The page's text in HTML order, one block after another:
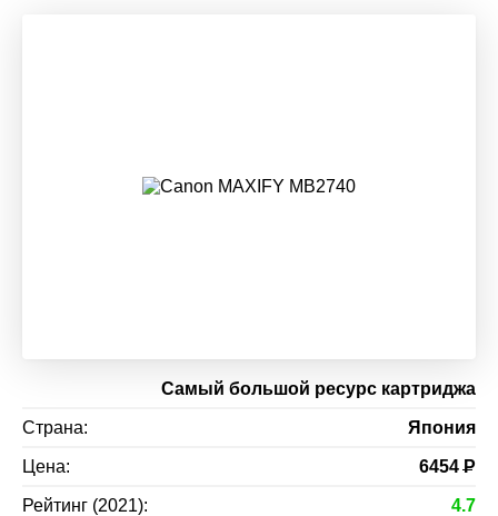
Самый большой ресурс картриджа
Страна: Япония
Цена: 6454Р
Рейтинг (2021): 4.7